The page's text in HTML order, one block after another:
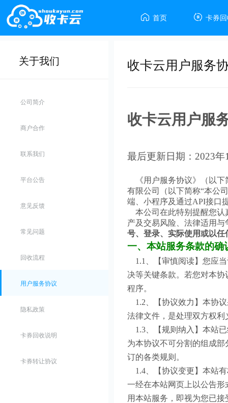
 首页  卡券
关于我们
公司简介
商户合作
联系我们
平台公告
意见反馈
常见问题
回收流程
用户服务协议
隐私政策
卡券回收说明
卡券转让协议
收卡云用户服务
收卡云用户服
最后更新日期： 2023年
《用户服务协议》（以下
有限公司（以下简称“本公
端、小程序及通过API接口
本公司在此特别提醒您认
产及交易风险、法律适用
号、登录、实际使用或以
一、本站服务条款的确
1.1、【审慎阅读】您应
决等关键条款。若您对本
程序。
1.2、【协议效力】本协
法律文件，是处理双方权
1.3、【规则纳入】本站
为本协议不可分割的组成
订的各类规则。
1.4、【协议变更】本站
一经在本站网页上以公告
用本站服务，即视为您已